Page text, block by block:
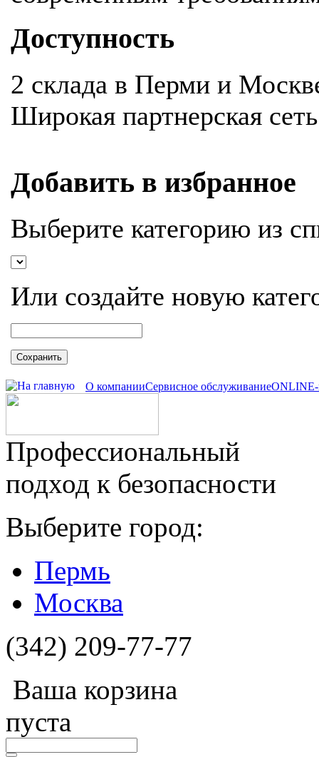
Доступность
2 склада в Перми и
Широкая партнерская
Добавить в избранное
Выберите категорию из
Или создайте новую
Сохранить
О компанииСервисное обслуживаниеONLINE-
Профессиональный
подход к безопасности
Выберите город:
Пермь
Москва
(342) 209-77-77
Ваша корзина
пуста